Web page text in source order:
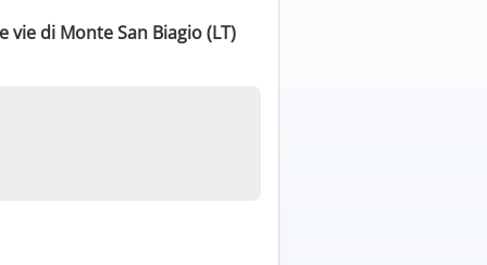
di Monte San Biagio (LT)